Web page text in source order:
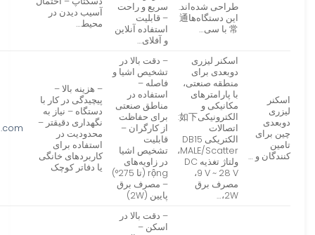
طراحی شده‌اند.
این دستگاه‌ها通
常 با سی…
سریع و راحت
– قابلیت
استفاده آنلاین
و آفلای…
آسیب دیدن در
محیط…
اسکنر
لیزری
دوبعدی
چین برای
تامین
کنندگان و …
اسکنر لیزری
دوبعدی برای
منطقه صنعتی،
با پارامترهای
مکانیکی و
الکترونیکی如下:
اتصالات
الکتریکی DB15
MALE/Scatter،
ولتاژ تغذیه DC
9 V ~ 28 V،
مصرف برق
2W،…
– دقت بالا در
تشخیص اشیا و
فاصله –
استفاده در
مناطق صنعتی
برای حفاظت
از کارگران –
قابلیت
تشخیص اشیا
در زاویه‌های
rộng (تا 275°)
– مصرف برق
پایین (2W)
– هزینه بالا –
پیچیدگی در کار با
دستگاه – نیاز به
نگهداری دقیقتر –
محدودیت در
استفاده برای
کاربردهای خانگی
یا دفاتر کوچک
– دقت بالا در
اسکن –